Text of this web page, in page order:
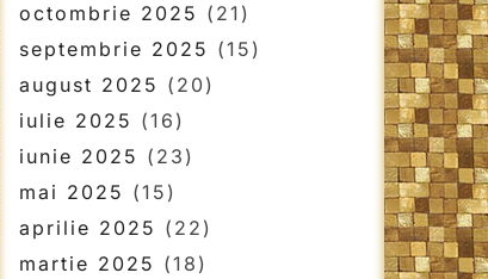
octombrie 2025 (21)
septembrie 2025 (15)
august 2025 (20)
iulie 2025 (16)
iunie 2025 (23)
mai 2025 (15)
aprilie 2025 (22)
martie 2025 (18)